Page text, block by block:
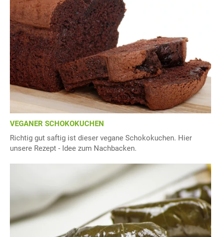
VEGANER SCHOKOKUCHEN
Richtig gut saftig ist dieser vegane Schokokuchen. Hier
unsere Rezept - Idee zum Nachbacken.